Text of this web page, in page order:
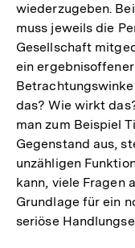
wiederzugeben.
muss jeweils die
Gesellschaft
ein
das? Wie wirkt
man zum Beispiel
Gegenstand aus,
unzähligen
kann, viele Fragen
Grundlage für ein
seriöse